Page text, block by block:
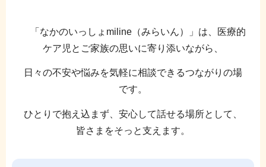
「なかのいっしょmiline（みらいん）」は、医療的
ケア児とご家族の思いに寄り添いながら、
日々の不安や悩みを気軽に相談できるつながりの場
です。
ひとりで抱え込まず、安心して話せる場所として、
皆さまをそっと支えます。